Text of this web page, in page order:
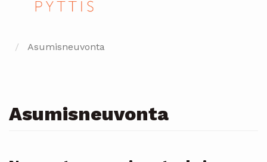
Asumisneuvonta
Asumisneuvonta